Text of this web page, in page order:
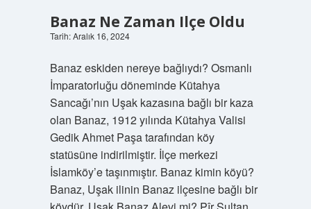
Banaz Ne Zaman Ilçe Oldu
Tarih: Aralık 16, 2024
Banaz eskiden nereye bağlıydı? Osmanlı
İmparatorluğu döneminde Kütahya
Sancağı’nın Uşak kazasına bağlı bir kaza
olan Banaz, 1912 yılında Kütahya Valisi
Gedik Ahmet Paşa tarafından köy
statüsüne indirilmiştir. İlçe merkezi
İslamköy’e taşınmıştır. Banaz kimin köyü?
Banaz, Uşak ilinin Banaz ilçesine bağlı bir